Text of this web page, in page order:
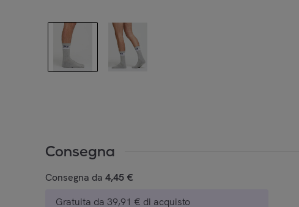
Consegna
Consegna da 4,45 €
Gratuita da 39,91 € di acquisto